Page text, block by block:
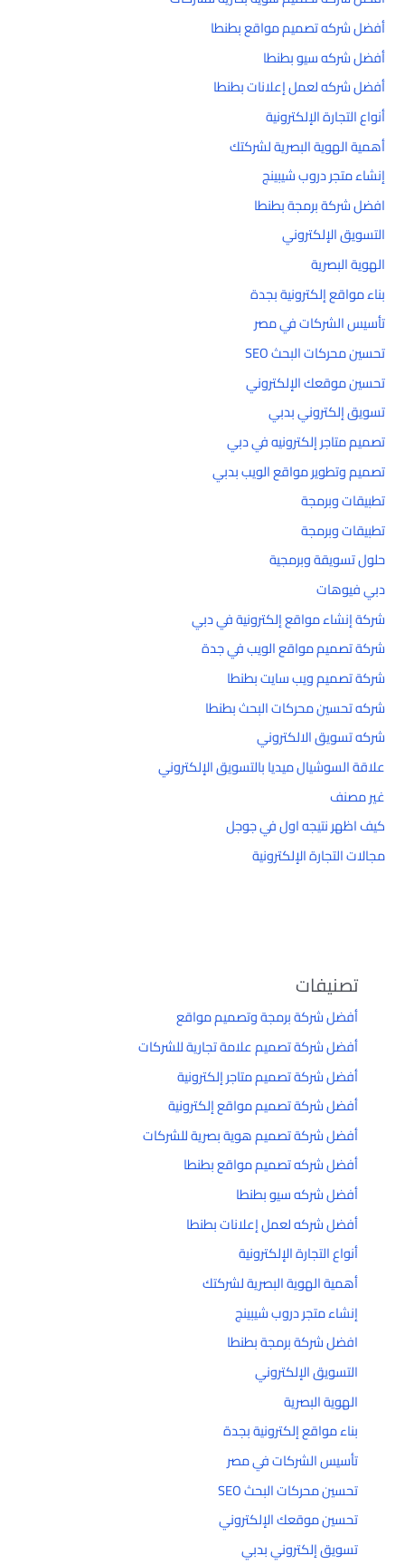
أفضل شركه تصميم مواقع بطنطا
أفضل شركه سيو بطنطا
أفضل شركه لعمل إعلانات بطنطا
أنواع التجارة الإلكترونية
أهمية الهوية البصرية لشركتك
إنشاء متجر دروب شيبينج
افضل شركة برمجة بطنطا
التسويق الإلكتروني
الهوية البصرية
بناء مواقع إلكترونية بجدة
تأسيس الشركات في مصر
تحسين محركات البحث SEO
تحسين موقعك الإلكتروني
تسويق إلكتروني بدبي
تصميم متاجر إلكترونيه في دبي
تصميم وتطوير مواقع الويب بدبي
تطبيقات وبرمجة
تطبيقات وبرمجة
حلول تسويقة وبرمجية
دبي فيوهات
شركة إنشاء مواقع إلكترونية في دبي
شركة تصميم مواقع الويب في جدة
شركة تصميم ويب سايت بطنطا
شركه تحسين محركات البحث بطنطا
شركه تسويق الالكتروني
علاقة السوشيال ميديا بالتسويق الإلكتروني
غير مصنف
كيف اظهر نتيجه اول في جوجل
مجالات التجارة الإلكترونية
تصنيفات
أفضل شركة برمجة وتصميم مواقع
أفضل شركة تصميم علامة تجارية للشركات
أفضل شركة تصميم متاجر إلكترونية
أفضل شركة تصميم مواقع إلكترونية
أفضل شركة تصميم هوية بصرية للشركات
أفضل شركه تصميم مواقع بطنطا
أفضل شركه سيو بطنطا
أفضل شركه لعمل إعلانات بطنطا
أنواع التجارة الإلكترونية
أهمية الهوية البصرية لشركتك
إنشاء متجر دروب شيبينج
افضل شركة برمجة بطنطا
التسويق الإلكتروني
الهوية البصرية
بناء مواقع إلكترونية بجدة
تأسيس الشركات في مصر
تحسين محركات البحث SEO
تحسين موقعك الإلكتروني
تسويق إلكتروني بدبي